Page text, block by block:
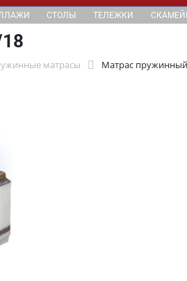
СТОЛЫ ТЕЛЕЖКИ
матрасы Матрас